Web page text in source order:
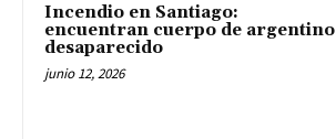
Incendio en Santiago:
encuentran cuerpo de argentino
desaparecido
junio 12, 2026